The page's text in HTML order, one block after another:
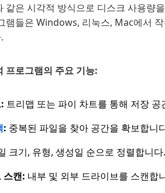
같은 시각적 방식으로 디스크 사용량
램들은 Windows, 리눅스, Mac에서
프로그램의 주요 기능:
트리맵 또는 파이 차트를 통해 저장
: 중복된 파일을 찾아 공간을 확보합니
크기, 유형, 생성일 순으로 정렬합니다.
스캔: 내부 및 외부 드라이브를 스캔합